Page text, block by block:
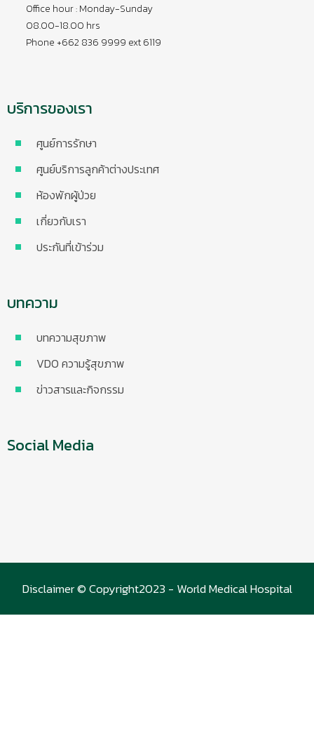
Office hour : Monday-Sunday
08.00-18.00 hrs
Phone +662 836 9999 ext 6119
บริการของเรา
ศูนย์การรักษา
ศูนย์บริการลูกค้าต่างประเทศ
ห้องพักผู้ป่วย
เกี่ยวกับเรา
ประกันที่เข้าร่วม
บทความ
บทความสุขภาพ
VDO ความรู้สุขภาพ
ข่าวสารและกิจกรรม
Social Media
Disclaimer © Copyright2023 - World Medical Hospital